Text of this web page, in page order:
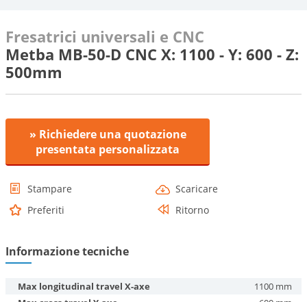
Fresatrici universali e CNC
Metba MB-50-D CNC X: 1100 - Y: 600 - Z:
500mm
» Richiedere una quotazione
presentata personalizzata
Stampare
Scaricare
Preferiti
Ritorno
Informazione tecniche
Max longitudinal travel X-axe
1100 mm